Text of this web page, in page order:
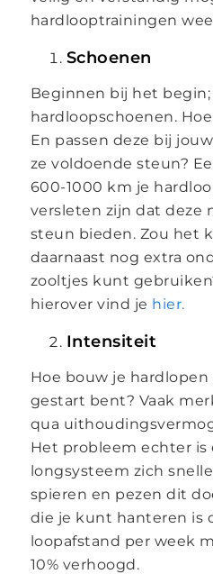
hardlooptrainingen
Schoenen
Beginnen bij het begin;
hardloopschoenen.
En passen deze bij
ze voldoende steun?
600-1000 km je
versleten zijn dat deze
steun bieden. Zou het
daarnaast nog extra
zooltjes kunt
hierover vind je hier.
Intensiteit
Hoe bouw je hardlopen
gestart bent? Vaak
qua
Het probleem echter is
longsysteem zich
spieren en pezen dit
die je kunt hanteren is
loopafstand per week
10% verhoogd.